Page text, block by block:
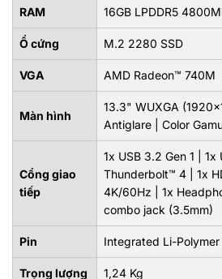
RAM 16GB LPDDR5
Ổ cứng M.2 2280 SSD
VGA AMD Radeon™ 740M
Màn hình
13.3" WUXGA
Antiglare | Color
Cổng giao
tiếp
1x USB 3.2 Gen 1 |
Thunderbolt™ 4 | 1x
4K/60Hz | 1x
combo jack (3.5mm)
Pin Integrated Li-
Trọng lượng 1,24 Kg